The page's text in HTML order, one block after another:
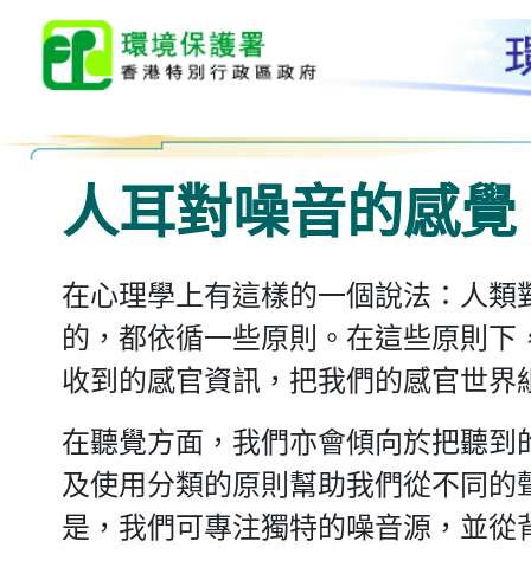
人耳對噪音的感覺
在心理學上有這樣的一個說法：人
的，都依循一些原則。在這些原則
收到的感官資訊，把我們的感官世界
在聽覺方面，我們亦會傾向於把聽
及使用分類的原則幫助我們從不同
是，我們可專注獨特的噪音源，並